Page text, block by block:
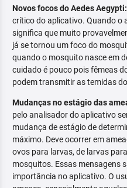
Novos focos do Aedes Aegypti:
crítico do aplicativo. Quando o
significa que muito
já se tornou um foco do
quando o mosquito nasce em
cuidado é pouco pois fêmeas
podem transmitir as temidas
Mudanças no estágio das
pelo analisador do aplicativo
mudança de estágio de
máximo. Deve ocorrer em
ovos para larvas, de larvas
mosquitos. Essas mensagens
importância no aplicativo. O